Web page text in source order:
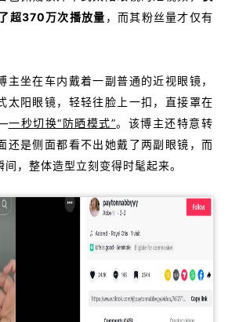
超370万次播放量 ，而其粉丝量才仅有
主坐在车内戴着一副普通的近视眼镜，
太阳眼镜，轻轻往脸上一扣，直接罩在
一秒切换“防晒模式”。该博主还特意转
还是侧面都看不出她戴了两副眼镜，而
间，整体造型立刻变得时髦起来。